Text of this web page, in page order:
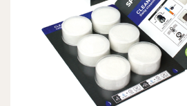
Previous